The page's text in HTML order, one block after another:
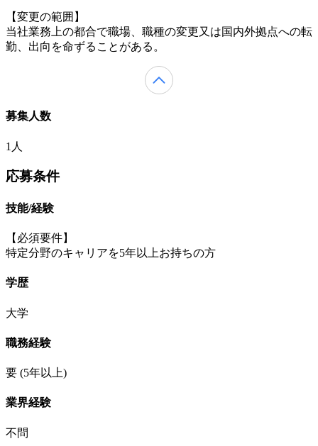
【変更の範囲】
当社業務上の都合で職場、職種の変更又は国内外拠点への転
勤、出向を命ずることがある。
募集人数
1人
応募条件
技能/経験
【必須要件】
特定分野のキャリアを5年以上お持ちの方
学歴
大学
職務経験
要 (5年以上)
業界経験
不問